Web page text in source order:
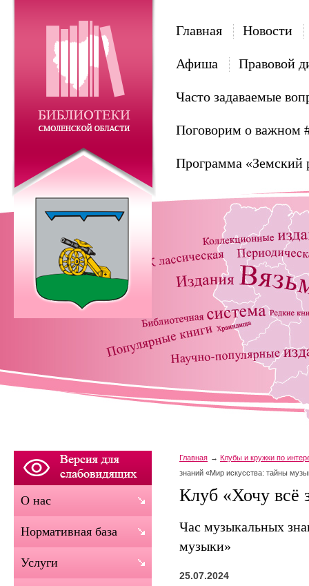
Главная Новости
Афиша Правовой
Часто задаваемые
Поговорим о важном
Программа «Земский
Главная
Клубы и кружки по
знаний «Мир искусства: тайны
Клуб «Хочу всё
Час музыкальных
музыки»
25.07.2024
О нас
Нормативная база
Услуги